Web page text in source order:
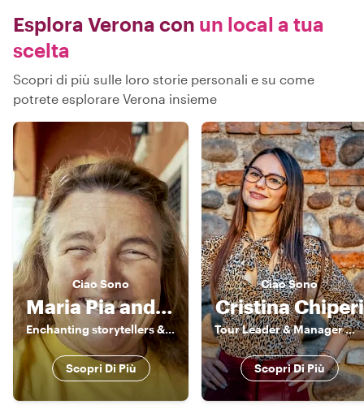
Esplora Verona con un local a tua
scelta
Scopri di più sulle loro storie personali e su come
potrete esplorare Verona insieme
CiaoSono
Maria Pia and Friends
Enchanting storytellers & enthusiatic guides
Scopri Di Più
CiaoSono
Cristina Chiperi
Tour Leader & Manager 《》 Explorer by Heart, Leader by Profession
Scopri Di Più